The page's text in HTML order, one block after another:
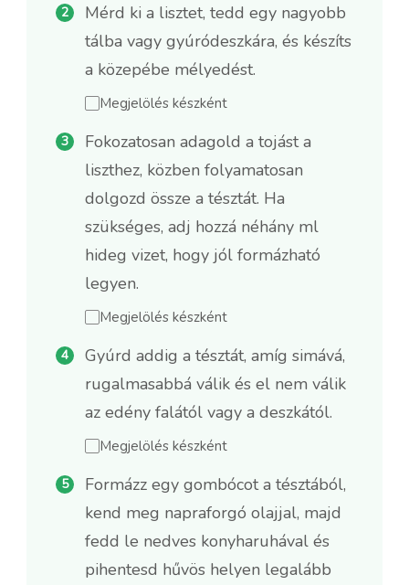
Mérd ki a lisztet, tedd egy nagyobb
tálba vagy gyúródeszkára, és készíts
a közepébe mélyedést.
Megjelölés készként
Fokozatosan adagold a tojást a
liszthez, közben folyamatosan
dolgozd össze a tésztát. Ha
szükséges, adj hozzá néhány ml
hideg vizet, hogy jól formázható
legyen.
Megjelölés készként
Gyúrd addig a tésztát, amíg simává,
rugalmasabbá válik és el nem válik
az edény falától vagy a deszkától.
Megjelölés készként
Formázz egy gombócot a tésztából,
kend meg napraforgó olajjal, majd
fedd le nedves konyharuhával és
pihentesd hűvös helyen legalább